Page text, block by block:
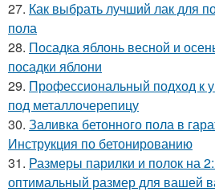
27. Как выбрать лучший лак для
пола
28. Посадка яблонь весной и
посадки яблони
29. Профессиональный подход к
под металлочерепицу
30. Заливка бетонного пола в
Инструкция по бетонированию
31. Размеры парилки и полок на
оптимальный размер для вашей